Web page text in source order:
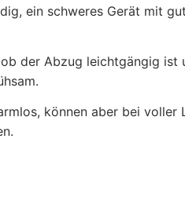
ein schweres Gerät mit
der Abzug leichtgängig
können aber bei